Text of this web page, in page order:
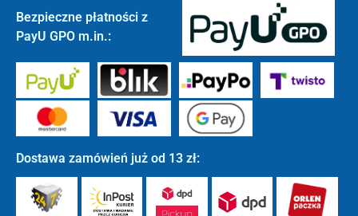
Bezpieczne płatności z
PayU GPO m.in.:
Dostawa zamówień już od 13 zł: